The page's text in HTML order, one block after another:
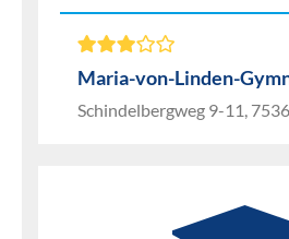
Maria-von-Linden-
Schindelbergweg 9-11,